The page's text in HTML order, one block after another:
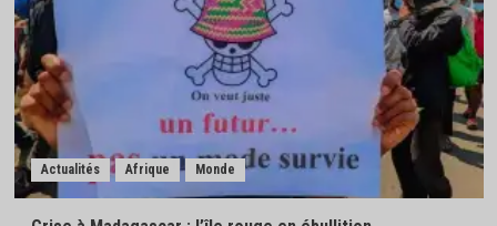
Actualités Afrique Monde